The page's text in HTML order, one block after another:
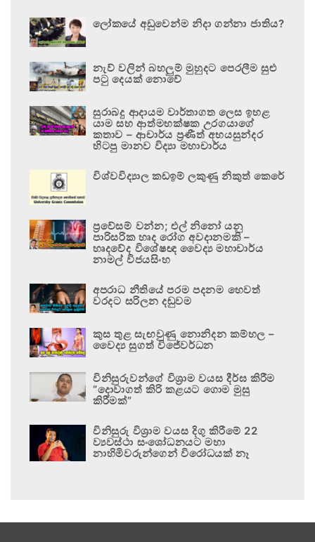
ලෝකයේ අඩුවෙන්ම නිදා ගන්නා ජාතිය?
නැව් වලින් බහලුම් මුහුදට පෙරලීම සුළු
පටු දෙයක් නොවේ
සුරාබදු ආදායම වාර්තාගත ලෙස ඉහළ
යාම සහ ආත්මභක්ෂක උරගයාගේ
කතාව – ආචාර්ය ප්‍රණීත් අභයසුන්දර
හිටපු මානව විද්‍යා මහාචාර්ය
විශ්වවිද්‍යාල කඩඉම් ලකුණු නිකුත් කෙරේ
ප්‍රවේසම් වන්න; එල් නිනෝ යනු
පාරිසරික හෘද රෝග අවදානමකි –
හෘදවේද විශේෂඥ වෛද්‍ය මහාචාර්ය
නාමල් විජයසිංහ
අපරාධ නීතියේ පරම පදනම හෙවත්
වරදට සරිලන දඬුවම
කුස තුළ සැඟවුණු නොනිදන කම්හල –
වෛද්‍ය සුගත් විජේවර්ධන
විනිසුරුවන්ගේ විශ්‍රාම වයස දීර්ඝ කිරීම
“දොවාගත් කිරි කළයට ගොම මුසු
කිරීමක්”
විනිසුරු විශ්‍රාම වයස දිගු කිරීමේ 22
ව්‍යවස්ථා සංශෝධනයට මහා
නාහිමිවරුන්ගෙන් විරෝධයක් නෑ